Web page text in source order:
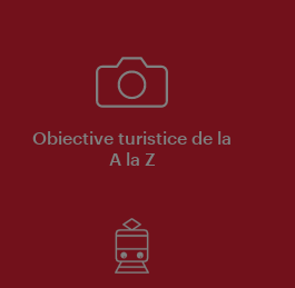
Obiective turistice de la
A la Z